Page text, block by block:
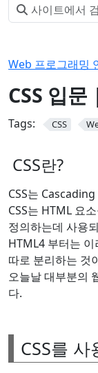
Web 프로그래밍
CSS 입
Tags: CSS
CSS란?
CSS는
CSS는 HTML 요
정의하는데 사용
HTML4 부터는
따로 분리하는 것
오늘날 대부분의
다.
CSS를